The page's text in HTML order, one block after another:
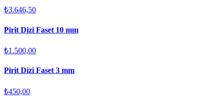
₺3.646,50
Pirit Dizi Faset 10 mm
₺1.500,00
Pirit Dizi Faset 3 mm
₺450,00